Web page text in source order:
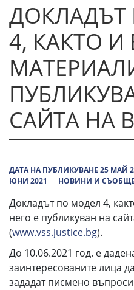
4, КАКТО
САЙТА НА
ДАТА НА ПУБЛИКУВАНЕ 25 МАЙ
ЮНИ 2021
НОВИНИ И
Докладът по модел 4,
него е публикуван на
(www.vss.justice.bg).
До 10.06.2021 год. е
заинтересованите лица
зададат писмено